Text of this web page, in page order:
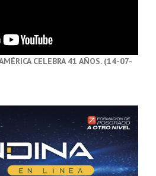
CELEBRA 41 AÑOS. (14-07-